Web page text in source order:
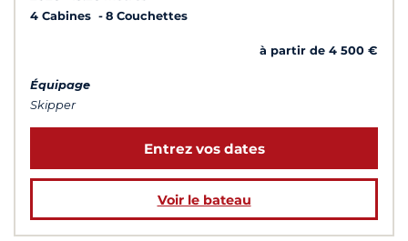
4 Cabines
8 Couchettes
à partir de 4 500 €
Équipage
Skipper
Entrez vos dates
Voir le bateau